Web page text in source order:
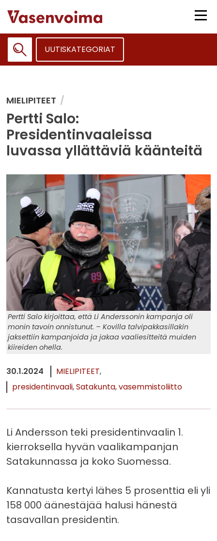
sisältöön
UUTISKATEGORIAT
MIELIPITEET
Pertti Salo:
Presidentinvaaleissa
luvassa yllättäviä käänteitä
Pertti Salo kirjoittaa, että Li Anderssonin kampanja oli
monin tavoin onnistunut. – Kovilla talvipakkasillakin
jaksettiin kampanjoida ja jakaa vaaliesitteitä muiden
kiireiden ohella.
30.1.2024
MIELIPITEET
presidentinvaali Satakunta vasemmistoliitto
Li Andersson teki presidentinvaalin 1.
kierroksella hyvän vaalikampanjan
Satakunnassa ja koko Suomessa.
Kannatusta kertyi lähes 5 prosenttia eli yli
158 000 äänestäjää halusi hänestä
tasavallan presidentin.